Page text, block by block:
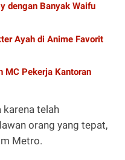
dengan Banyak Waifu
Ayah di Anime Favorit
MC Pekerja Kantoran
telah
orang yang tepat,
Metro.